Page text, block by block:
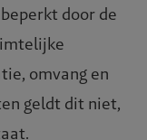
door de
omvang en
geldt dit niet,